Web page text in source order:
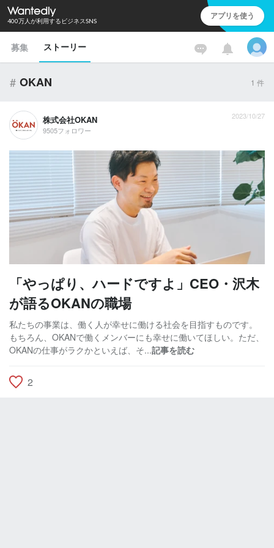
400万人が利用するビジネスSNS アプリを使う
募集 ストーリー
# OKAN 1 件
株式会社OKAN
9505フォロワー
2023/10/27
「やっぱり、ハードですよ」CEO・沢木
が語るOKANの職場
私たちの事業は、働く人が幸せに働ける社会を目指すものです。
もちろん、OKANで働くメンバーにも幸せに働いてほしい。ただ、
OKANの仕事がラクかといえば、そ...記事を読む
2